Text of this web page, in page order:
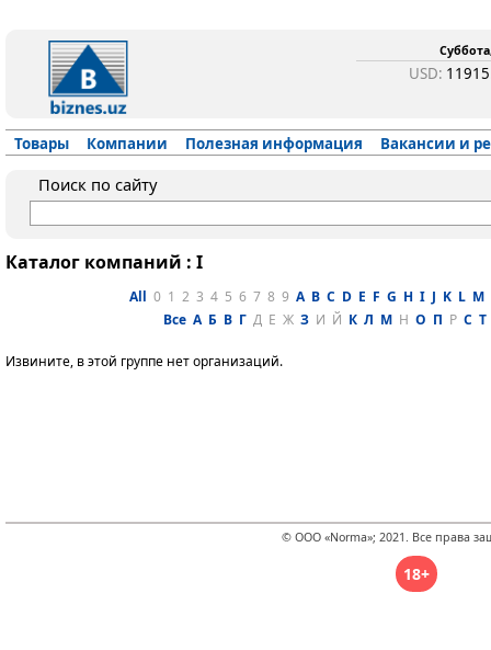
USD:
Товары Компании Полезная информация Вакансии и
Поиск по сайту
Каталог компаний : I
All 0 1 2 3 4 5 6 7 8 9 A B C D E F G H I J K L M
Все А Б В Г Д Е Ж З И Й К Л М Н О П Р С Т
Извините, в этой группе нет организаций.
© ООО «Norma»; 2021. Все права
18+